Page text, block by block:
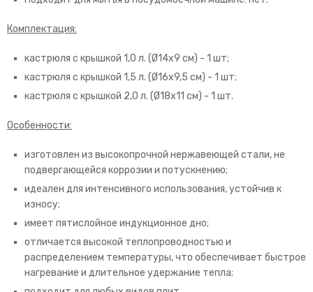
Комплектация:
кастрюля с крышкой 1,0 л. (Ø14х9 см) - 1 шт;
кастрюля с крышкой 1,5 л. (Ø16х9,5 см) - 1 шт;
кастрюля с крышкой 2,0 л. (Ø18х11 см) - 1 шт.
Особенности:
изготовлен из высокопрочной нержавеющей стали, не
подвергающейся коррозии и потускнению;
идеален для интенсивного использования, устойчив к
износу;
имеет пятислойное индукционное дно;
отличается высокой теплопроводностью и
распределением температуры, что обеспечивает быстрое
нагревание и длительное удержание тепла;